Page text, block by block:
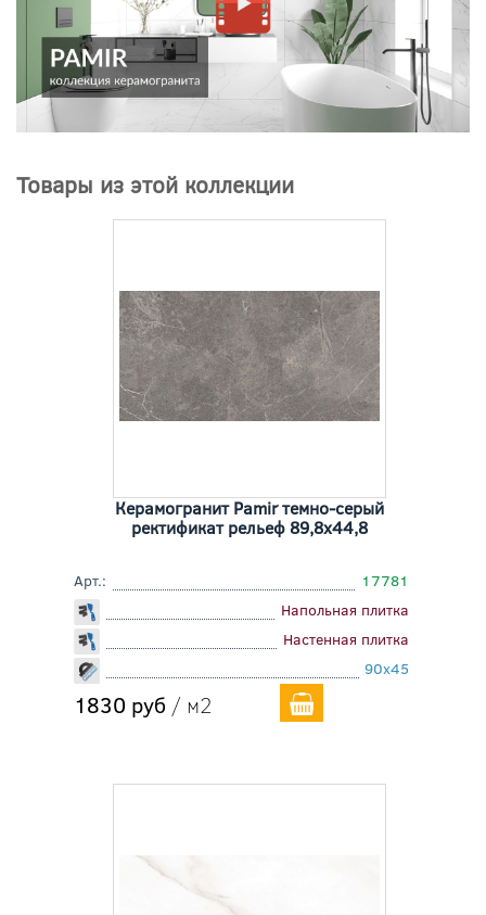
Товары из этой коллекции
Керамогранит Pamir темно-серый
ректификат рельеф 89,8x44,8
Арт.:
17781
Напольная плитка
Настенная плитка
90x45
1830 руб / м2